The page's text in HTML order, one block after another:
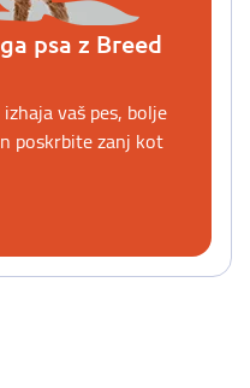
psa z Breed
vaš pes, bolje
poskrbite zanj kot